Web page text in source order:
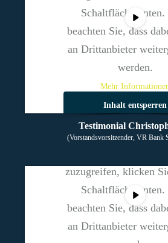
Schaltfläche
beachten Sie, dass
an Drittanbieter
werden.
Mehr
Inhalt entsperren
Erforderlichen
akzeptieren und
Testimonial
(Vorstandsvorsitzender, VR Bank
Sie sehen gerade
Platzhalterinhalt von
zuzugreifen, klicken
Schaltfläche
beachten Sie, dass
an Drittanbieter